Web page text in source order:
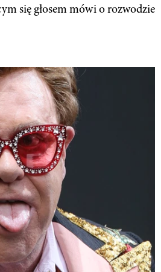
się głosem mówi o rozwodzie